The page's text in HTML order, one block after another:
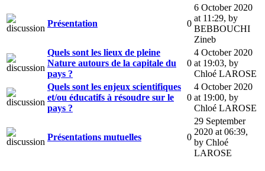
Présentation 0
6 October 2020
at 11:29, by
BEBBOUCHI
Zineb
Quels sont les lieux de pleine
Nature autours de la capitale du
pays ?
0
4 October 2020
at 19:03, by
Chloé LAROSE
Quels sont les enjeux scientifiques
et/ou éducatifs à résoudre sur le
pays ?
0
4 October 2020
at 19:00, by
Chloé LAROSE
Présentations mutuelles 0
29 September
2020 at 06:39,
by Chloé
LAROSE